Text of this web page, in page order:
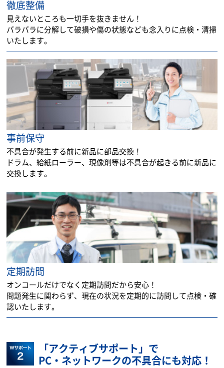
徹底整備
見えないところも一切手を抜きません！
バラバラに分解して破損や傷の状態なども念入りに点検・清掃
いたします。
事前保守
不具合が発生する前に新品に部品交換！
ドラム、給紙ローラー、現像剤等は不具合が起きる前に新品に
交換します。
定期訪問
オンコールだけでなく定期訪問だから安心！
問題発生に関わらず、現在の状況を定期的に訪問して点検・確
認いたします。
「アクティブサポート」で
PC・ネットワークの不具合にも対応！